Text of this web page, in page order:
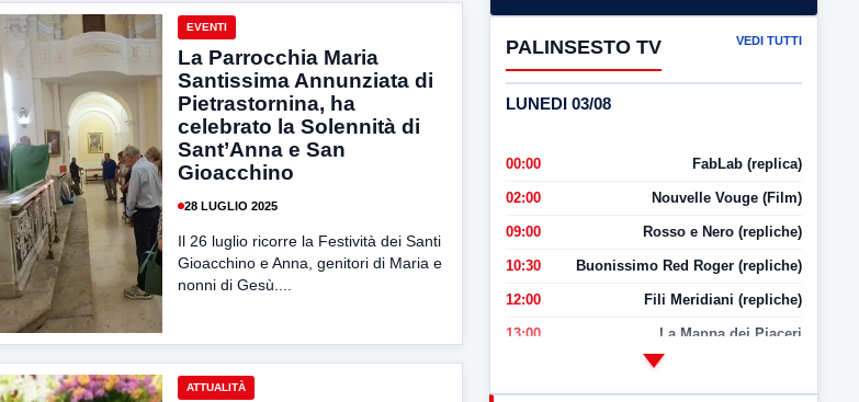
EVENTI
La Parrocchia Maria
Santissima Annunziata di
Pietrastornina, ha
celebrato la Solennità di
Sant’Anna e San
Gioacchino
28 LUGLIO 2025
Il 26 luglio ricorre la Festività dei Santi
Gioacchino e Anna, genitori di Maria e
nonni di Gesù....
ATTUALITÀ
PALINSESTO TV VEDI TUTTI
LUNEDI 03/08
00:00 FabLab (replica)
02:00 Nouvelle Vouge (Film)
09:00 Rosso e Nero (repliche)
10:30 Buonissimo Red Roger (repliche)
12:00 Fili Meridiani (repliche)
13:00 La Mappa dei Piaceri